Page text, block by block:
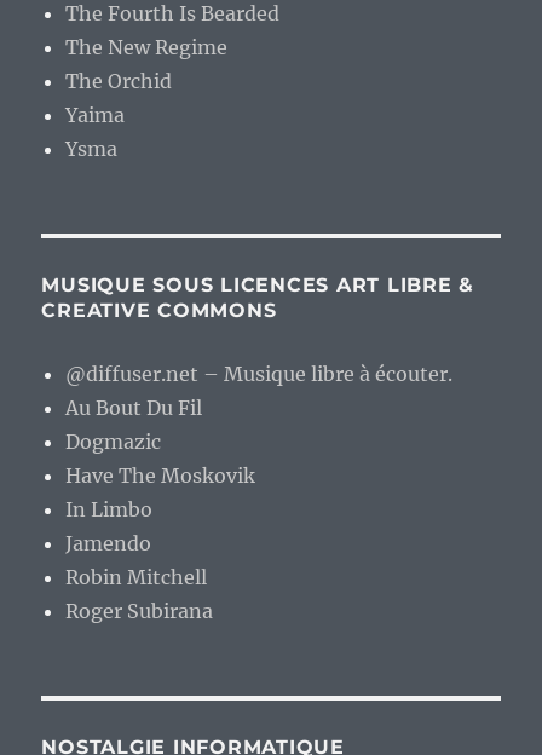
The Fourth Is Bearded
The New Regime
The Orchid
Yaima
Ysma
MUSIQUE SOUS LICENCES ART LIBRE &
CREATIVE COMMONS
@diffuser.net – Musique libre à écouter.
Au Bout Du Fil
Dogmazic
Have The Moskovik
In Limbo
Jamendo
Robin Mitchell
Roger Subirana
NOSTALGIE INFORMATIQUE